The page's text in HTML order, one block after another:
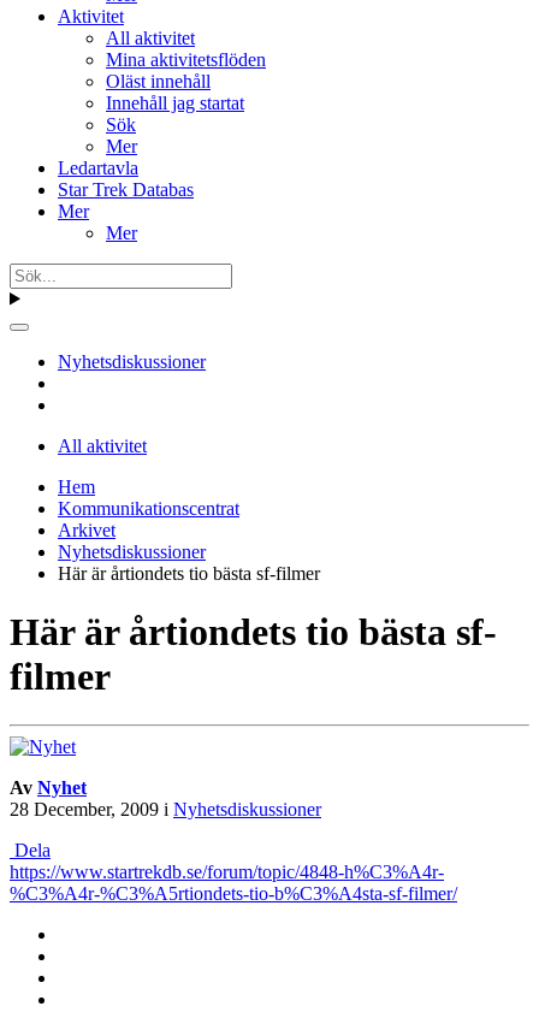
Aktivitet
All aktivitet
Mina aktivitetsflöden
Oläst innehåll
Innehåll jag startat
Sök
Mer
Ledartavla
Star Trek Databas
Mer
Mer
Nyhetsdiskussioner
All aktivitet
Hem
Kommunikationscentrat
Arkivet
Nyhetsdiskussioner
Här är årtiondets tio bästa sf-filmer
Här är årtiondets tio bästa sf-
filmer
Av Nyhet
28 December, 2009 i Nyhetsdiskussioner
Dela
https://www.startrekdb.se/forum/topic/4848-h%C3%A4r-
%C3%A4r-%C3%A5rtiondets-tio-b%C3%A4sta-sf-filmer/